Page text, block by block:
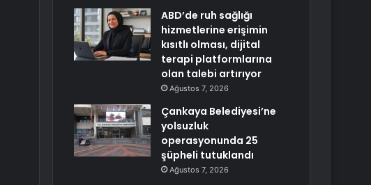
ABD’de ruh sağlığı
hizmetlerine erişimin
kısıtlı olması, dijital
terapi platformlarına
olan talebi artırıyor
Ağustos 7, 2026
Çankaya Belediyesi’ne
yolsuzluk
operasyonunda 25
şüpheli tutuklandı
Ağustos 7, 2026